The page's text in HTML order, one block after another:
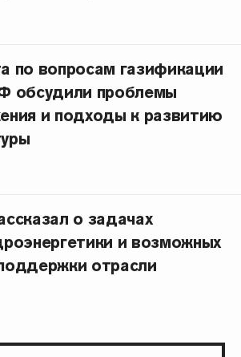
по вопросам газификации
обсудили проблемы
и подходы к развитию
о задачах
и возможных
отрасли